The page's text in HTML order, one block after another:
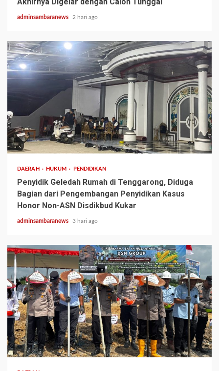
adminsambaranews 2 hari ago
3 min read
DAERAH HUKUM PENDIDIKAN
Penyidik Geledah Rumah di Tenggarong, Diduga
Bagian dari Pengembangan Penyidikan Kasus
Honor Non-ASN Disdikbud Kukar
adminsambaranews 3 hari ago
2 min read